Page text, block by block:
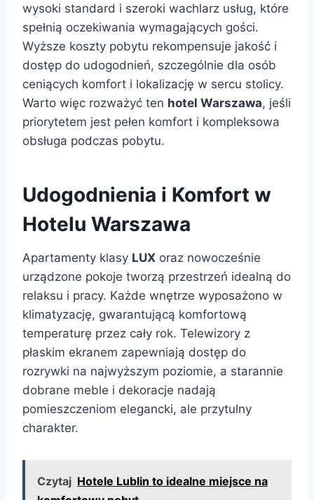
wysoki standard i szeroki wachlarz usług, które
spełnią oczekiwania wymagających gości.
Wyższe koszty pobytu rekompensuje jakość i
dostęp do udogodnień, szczególnie dla osób
ceniących komfort i lokalizację w sercu stolicy.
Warto więc rozważyć ten hotel Warszawa, jeśli
priorytetem jest pełen komfort i kompleksowa
obsługa podczas pobytu.
Udogodnienia i Komfort w
Hotelu Warszawa
Apartamenty klasy LUX oraz nowocześnie
urządzone pokoje tworzą przestrzeń idealną do
relaksu i pracy. Każde wnętrze wyposażono w
klimatyzację, gwarantującą komfortową
temperaturę przez cały rok. Telewizory z
płaskim ekranem zapewniają dostęp do
rozrywki na najwyższym poziomie, a starannie
dobrane meble i dekoracje nadają
pomieszczeniom elegancki, ale przytulny
charakter.
Czytaj Hotele Lublin to idealne miejsce na